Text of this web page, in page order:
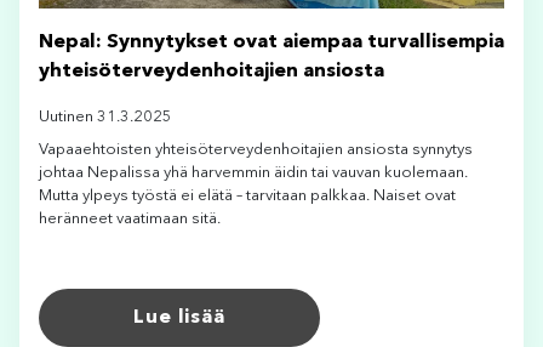
Nepal: Synnytykset ovat aiempaa turvallisempia
yhteisöterveydenhoitajien ansiosta
Uutinen 31.3.2025
Vapaaehtoisten yhteisöterveydenhoitajien ansiosta synnytys
johtaa Nepalissa yhä harvemmin äidin tai vauvan kuolemaan.
Mutta ylpeys työstä ei elätä – tarvitaan palkkaa. Naiset ovat
heränneet vaatimaan sitä.
Lue lisää